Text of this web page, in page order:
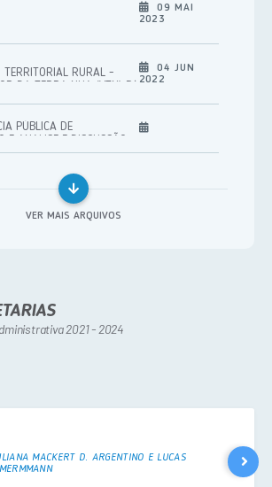
Item
09 MAI
2023
TERRITORIAL RURAL -
DA TERRA NUA (VTN) P/
04 JUN
2022
PÚBLICA DE
LEI DE DIRETRIZES
VER MAIS ARQUIVOS
2021 - 2024
MACKERT D. ARGENTINO E LUCAS